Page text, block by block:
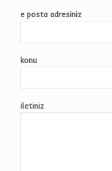
e posta adresiniz
konu
iletiniz